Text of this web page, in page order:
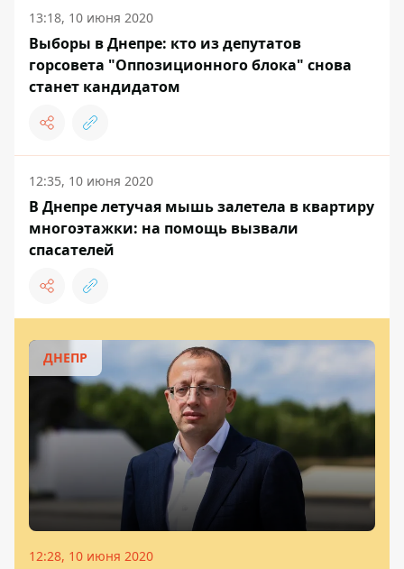
13:18, 10 июня 2020
Выборы в Днепре: кто из депутатов
горсовета "Оппозиционного блока" снова
станет кандидатом
12:35, 10 июня 2020
В Днепре летучая мышь залетела в квартиру
многоэтажки: на помощь вызвали
спасателей
ДНЕПР
12:28, 10 июня 2020